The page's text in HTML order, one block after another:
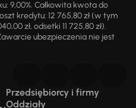
9,00%. Całkowita kwota do
kredytu: 12 765,80 zł (w tym
zł, odsetki 11 725,80 zł).
ubezpieczenia nie jest
Przedsiębiorcy i firmy
Oddziały